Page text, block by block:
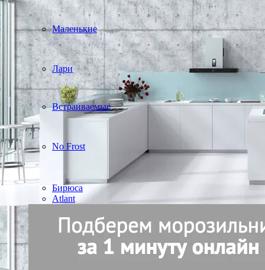
Маленькие
Лари
Встраиваемые
No Frost
Бирюса
Atlant